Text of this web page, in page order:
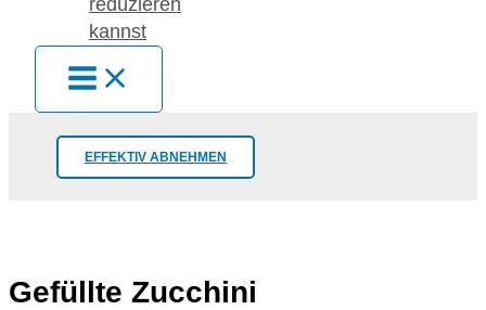
EFFEKTIV ABNEHMEN
Gefüllte Zucchini